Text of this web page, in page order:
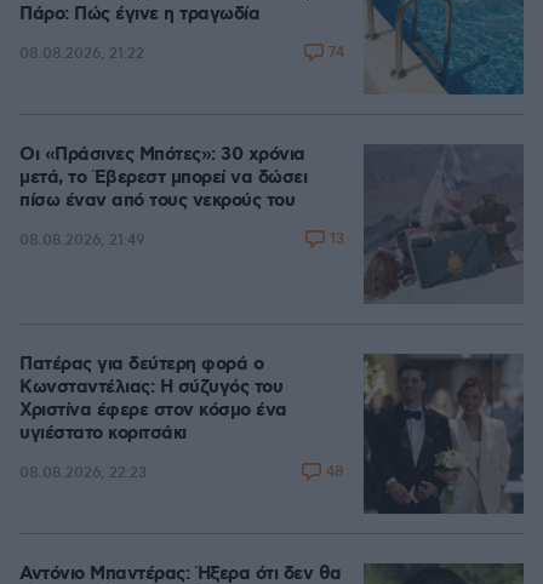
Πάρο: Πώς έγινε η τραγωδία
08.08.2026, 21:22 74
Οι «Πράσινες Μπότες»: 30 χρόνια
μετά, το Έβερεστ μπορεί να δώσει
πίσω έναν από τους νεκρούς του
08.08.2026, 21:49 13
Πατέρας για δεύτερη φορά ο
Κωνσταντέλιας: Η σύζυγός του
Χριστίνα έφερε στον κόσμο ένα
υγιέστατο κοριτσάκι
08.08.2026, 22:23 48
Αντόνιο Μπαντέρας: Ήξερα ότι δεν θα